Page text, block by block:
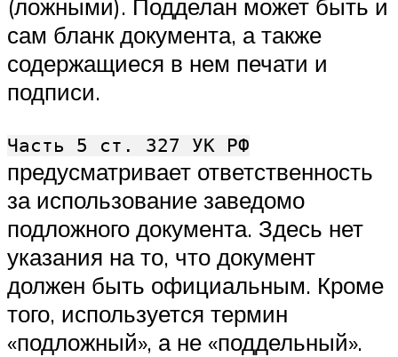
(ложными). Подделан может быть и
сам бланк документа, а также
содержащиеся в нем печати и
подписи.
Часть 5 ст. 327 УК РФ
предусматривает ответственность
за использование заведомо
подложного документа. Здесь нет
указания на то, что документ
должен быть официальным. Кроме
того, используется термин
«подложный», а не «поддельный».